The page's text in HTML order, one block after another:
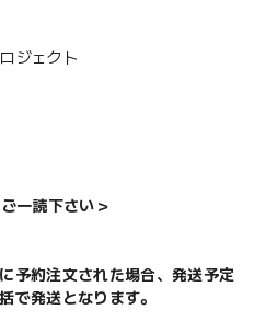
ジェクト
一読下さい＞
予約注文された場合、発送予定
で発送となります。